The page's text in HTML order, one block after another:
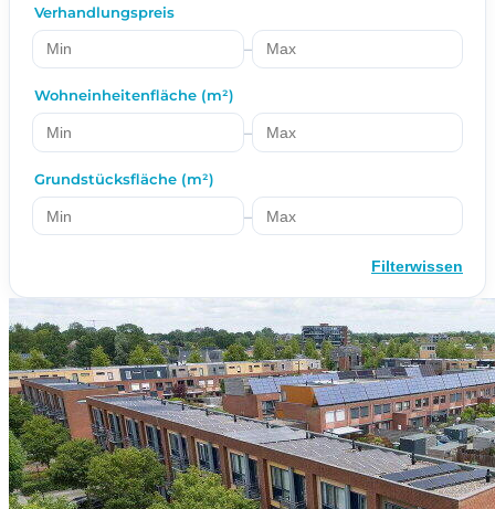
Verhandlungspreis
–
Wohneinheitenfläche (m²)
–
Grundstücksfläche (m²)
–
Filterwissen